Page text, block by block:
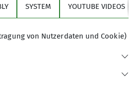
bei gutem Wanderwetter
hatten einen schönen Blick
Hügel des Bayerischen
besichtigte man die
am historischen
und kehrte in einem
mit herrlicher
SYSTEM YOUTUBE VIDEOS
von Nutzerdaten und Cookie)